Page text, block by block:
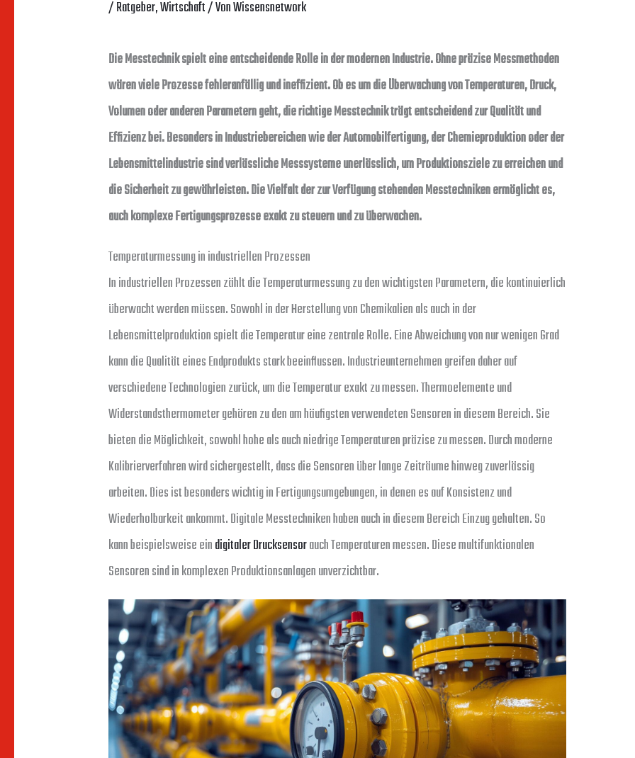
/Ratgeber,Wirtschaft/ VonWissensnetwork
Die Messtechnik spielt eine entscheidende Rolle in der modernen Industrie. Ohne präzise Messmethoden
wären viele Prozesse fehleranfällig und ineffizient. Ob es um die Überwachung von Temperaturen, Druck,
Volumen oder anderen Parametern geht, die richtige Messtechnik trägt entscheidend zur Qualität und
Effizienz bei. Besonders in Industriebereichen wie der Automobilfertigung, der Chemieproduktion oder der
Lebensmittelindustrie sind verlässliche Messsysteme unerlässlich, um Produktionsziele zu erreichen und
die Sicherheit zu gewährleisten. Die Vielfalt der zur Verfügung stehenden Messtechniken ermöglicht es,
auch komplexe Fertigungsprozesse exakt zu steuern und zu überwachen.
Temperaturmessung in industriellen Prozessen
In industriellen Prozessen zählt die Temperaturmessung zu den wichtigsten Parametern, die kontinuierlich
überwacht werden müssen. Sowohl in der Herstellung von Chemikalien als auch in der
Lebensmittelproduktion spielt die Temperatur eine zentrale Rolle. Eine Abweichung von nur wenigen Grad
kann die Qualität eines Endprodukts stark beeinflussen. Industrieunternehmen greifen daher auf
verschiedene Technologien zurück, um die Temperatur exakt zu messen. Thermoelemente und
Widerstandsthermometer gehören zu den am häufigsten verwendeten Sensoren in diesem Bereich. Sie
bieten die Möglichkeit, sowohl hohe als auch niedrige Temperaturen präzise zu messen. Durch moderne
Kalibrierverfahren wird sichergestellt, dass die Sensoren über lange Zeiträume hinweg zuverlässig
arbeiten. Dies ist besonders wichtig in Fertigungsumgebungen, in denen es auf Konsistenz und
Wiederholbarkeit ankommt. Digitale Messtechniken haben auch in diesem Bereich Einzug gehalten. So
kann beispielsweise eindigitaler Drucksensorauch Temperaturen messen. Diese multifunktionalen
Sensoren sind in komplexen Produktionsanlagen unverzichtbar.